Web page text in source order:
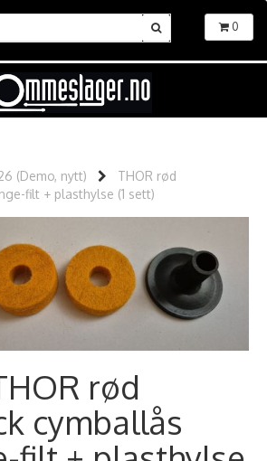
0
(Demo, nytt)
THOR rød
filt + plasthylse (1 sett)
rød
cymballås